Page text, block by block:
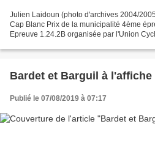
Julien Laidoun (photo d'archives 2004/2005) Mardi 6 août 2019 Aurillac (15)
Cap Blanc Prix de la municipalité 4ème
Epreuve 1.24.2B organisée par l'Union
Bardet et Barguil à l'affiche
Publié le 07/08/2019 à 07:17